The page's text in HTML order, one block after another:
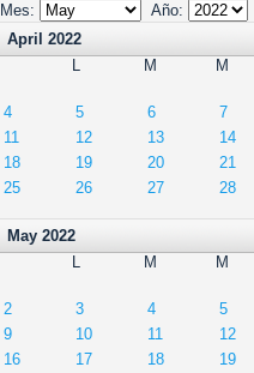
Mes:
Año:
April 2022
L
M M
4
5 6 7
11
12 13 14
18
19 20 21
25
26 27 28
May 2022
L
M M
2
3 4 5
9
10 11 12
16
17 18 19